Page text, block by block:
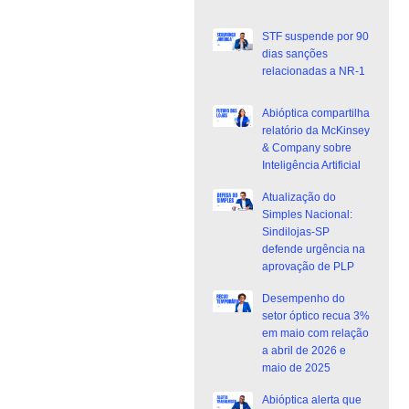
STF suspende por 90
dias sanções
relacionadas a NR-1
Abióptica compartilha
relatório da McKinsey
& Company sobre
Inteligência Artificial
Atualização do
Simples Nacional:
Sindilojas-SP
defende urgência na
aprovação de PLP
Desempenho do
setor óptico recua 3%
em maio com relação
a abril de 2026 e
maio de 2025
Abióptica alerta que